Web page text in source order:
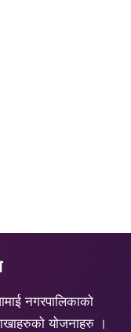
नगरपालिकाको
योजनाहरु ।